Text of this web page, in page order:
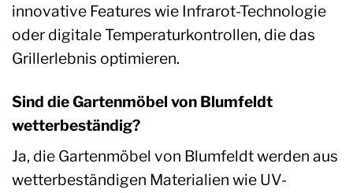
innovative Features wie Infrarot-Technologie
oder digitale Temperaturkontrollen, die das
Grillerlebnis optimieren.
Sind die Gartenmöbel von Blumfeldt
wetterbeständig?
Ja, die Gartenmöbel von Blumfeldt werden aus
wetterbeständigen Materialien wie UV-